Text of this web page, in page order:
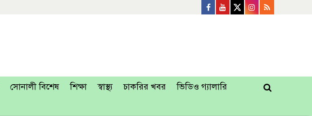
সোনালী বিশেষ শিক্ষা স্বাস্থ্য চাকরির খবর
ভিডিও গ্যালারি